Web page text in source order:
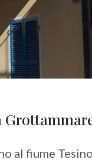
al fiume